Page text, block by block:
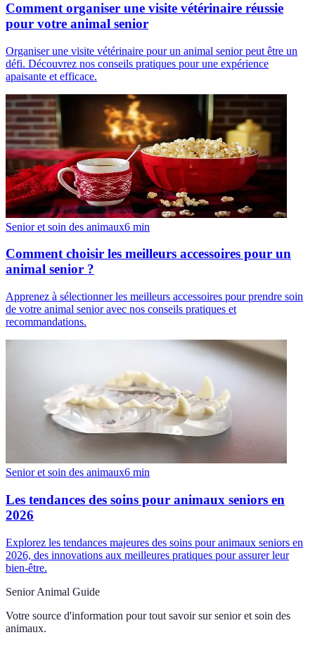
Comment organiser une visite vétérinaire réussie
pour votre animal senior
Organiser une visite vétérinaire pour un animal senior peut être un
défi. Découvrez nos conseils pratiques pour une expérience
apaisante et efficace.
Senior et soin des animaux6 min
Comment choisir les meilleurs accessoires pour un
animal senior ?
Apprenez à sélectionner les meilleurs accessoires pour prendre soin
de votre animal senior avec nos conseils pratiques et
recommandations.
Senior et soin des animaux6 min
Les tendances des soins pour animaux seniors en
2026
Explorez les tendances majeures des soins pour animaux seniors en
2026, des innovations aux meilleures pratiques pour assurer leur
bien-être.
Senior Animal Guide
Votre source d'information pour tout savoir sur senior et soin des
animaux.